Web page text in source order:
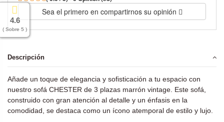
4.6
( Sobre 5 )
Sea el primero en compartirnos su opinión
Descripción
Añade un toque de elegancia y sofisticación a tu espacio con
nuestro sofá CHESTER de 3 plazas marrón vintage. Este sofá,
construido con gran atención al detalle y un énfasis en la
comodidad, se destaca como un ícono atemporal de estilo y lujo.